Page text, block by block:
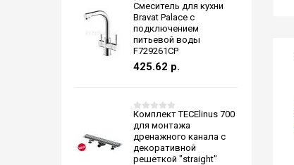
Смеситель для кухни
Bravat Palace с
подключением
питьевой воды
F729261CP
425.62 р.
Комплект TECElinus 700
для монтажа
дренажного канала с
декоративной
решеткой "straight"